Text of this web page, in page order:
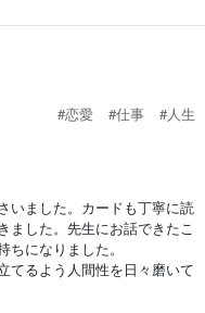
#恋愛
#仕事
#人生
いました。カードも丁寧に読
ました。先生にお話できたこ
になりました。
てるよう人間性を日々磨いて